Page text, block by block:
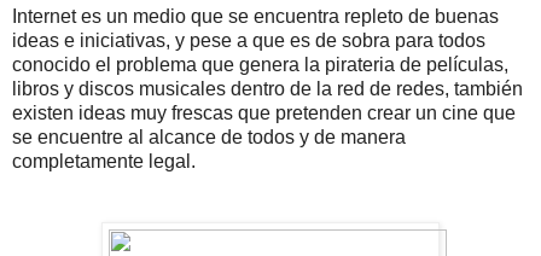
Internet es un medio que se encuentra repleto de buenas
ideas e iniciativas, y pese a que es de sobra para todos
conocido el problema que genera la pirateria de películas,
libros y discos musicales dentro de la red de redes, también
existen ideas muy frescas que pretenden crear un cine que
se encuentre al alcance de todos y de manera
completamente legal.